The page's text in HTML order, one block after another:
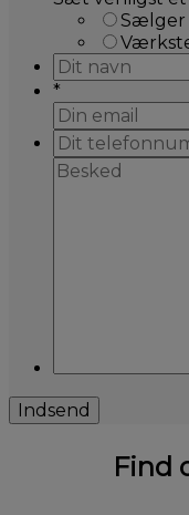
Sælger
*
Find